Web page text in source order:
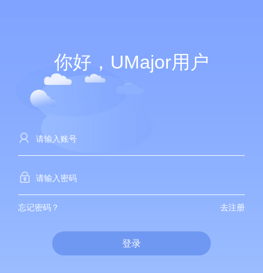
你好，UMajor用户
忘记密码？ 去注册
登录